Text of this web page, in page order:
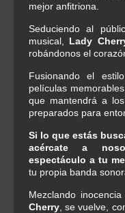
mejor anfitriona.
Seduciendo al
musical, Lady
robándonos el
Fusionando el
películas
que mantendrá a
preparados para
Si lo que estás
acércate a
espectáculo a tu
tu propia banda
Mezclando
Cherry , se vuelve,